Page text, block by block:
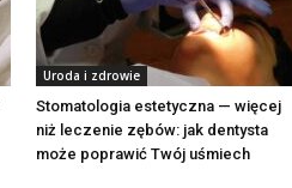
Uroda i zdrowie
Stomatologia estetyczna — więcej
niż leczenie zębów: jak dentysta
może poprawić Twój uśmiech